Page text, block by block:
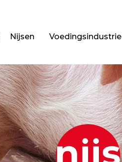
Nijsen Voedingsindustrie